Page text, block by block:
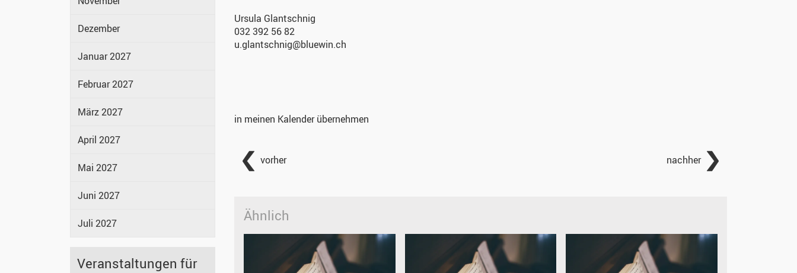
Dezember
Januar 2027
Februar 2027
März 2027
April 2027
Mai 2027
Juni 2027
Juli 2027
Veranstaltungen für
Ursula Glantschnig
032 392 56 82
u.glantschnig@bluewin.ch
in meinen Kalender übernehmen
vorher nachher
Ähnlich